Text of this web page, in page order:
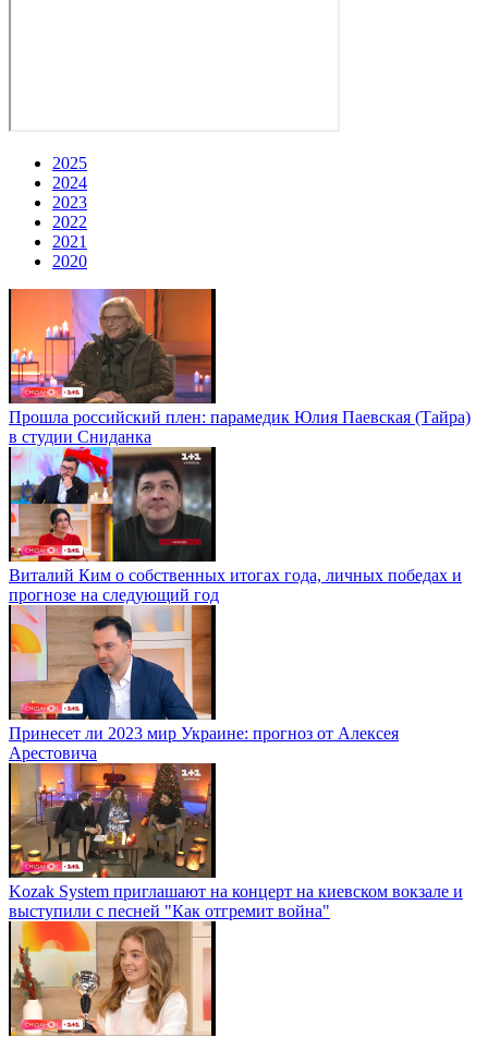
2025
2024
2023
2022
2021
2020
Прошла российский плен: парамедик Юлия Паевская (Тайра)
в студии Сниданка
Виталий Ким о собственных итогах года, личных победах и
прогнозе на следующий год
Принесет ли 2023 мир Украине: прогноз от Алексея
Арестовича
Kozak System приглашают на концерт на киевском вокзале и
выступили с песней "Как отгремит война"